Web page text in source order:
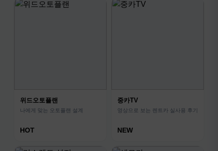
위드오토플랜
나에게 맞는 오토플랜 설계
HOT
중카TV
영상으로 보는 렌트카 실사용 후기
NEW